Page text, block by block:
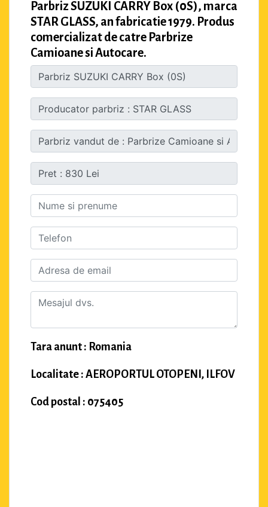
Parbriz SUZUKI CARRY Box (0S), marca
STAR GLASS, an fabricatie 1979. Produs
comercializat de catre Parbrize
Camioane si Autocare.
Tara anunt : Romania
Localitate : AEROPORTUL OTOPENI, ILFOV
Cod postal : 075405